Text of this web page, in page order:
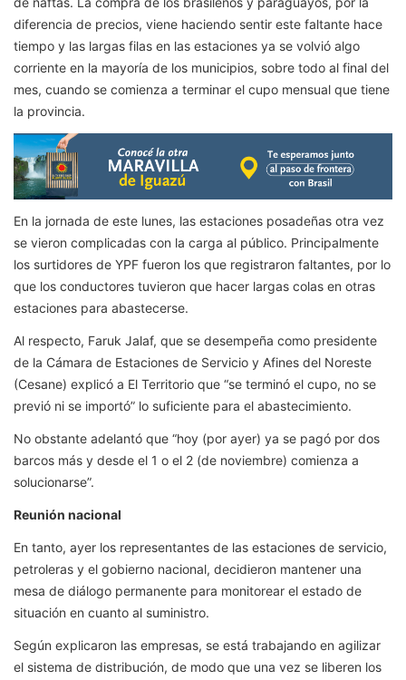
diferencia de precios, viene haciendo sentir este faltante hace
tiempo y las largas filas en las estaciones ya se volvió algo
corriente en la mayoría de los municipios, sobre todo al final del
mes, cuando se comienza a terminar el cupo mensual que tiene
la provincia.
En la jornada de este lunes, las estaciones posadeñas otra vez
se vieron complicadas con la carga al público. Principalmente
los surtidores de YPF fueron los que registraron faltantes, por lo
que los conductores tuvieron que hacer largas colas en otras
estaciones para abastecerse.
Al respecto, Faruk Jalaf, que se desempeña como presidente
de la Cámara de Estaciones de Servicio y Afines del Noreste
(Cesane) explicó a El Territorio que “se terminó el cupo, no se
previó ni se importó” lo suficiente para el abastecimiento.
No obstante adelantó que “hoy (por ayer) ya se pagó por dos
barcos más y desde el 1 o el 2 (de noviembre) comienza a
solucionarse”.
Reunión nacional
En tanto, ayer los representantes de las estaciones de servicio,
petroleras y el gobierno nacional, decidieron mantener una
mesa de diálogo permanente para monitorear el estado de
situación en cuanto al suministro.
Según explicaron las empresas, se está trabajando en agilizar
el sistema de distribución, de modo que una vez se liberen los